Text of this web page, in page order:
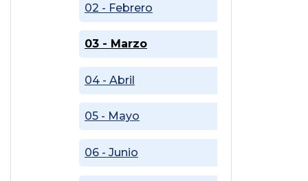
02 - Febrero
03 - Marzo
04 - Abril
05 - Mayo
06 - Junio